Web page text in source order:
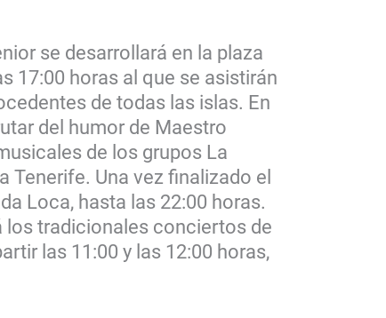
se desarrollará en la plaza
17:00 horas al que se asistirán
de todas las islas. En
del humor de Maestro
de los grupos La
Tenerife. Una vez finalizado el
Loca, hasta las 22:00 horas.
los tradicionales conciertos de
las 11:00 y las 12:00 horas,